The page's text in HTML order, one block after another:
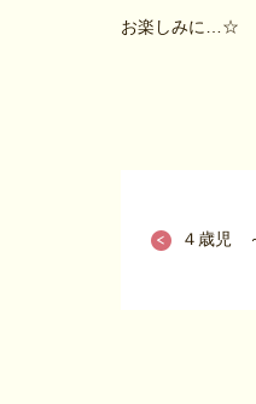
お楽しみに…☆
４歳児